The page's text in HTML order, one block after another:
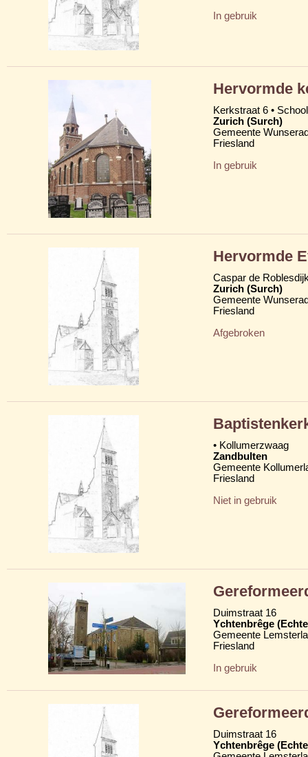
In gebruik
Hervormde
Kerkstraat 6 •
Zurich (Surch)
Gemeente
Friesland
In gebruik
Hervormde
Caspar de
Zurich (Surch)
Gemeente
Friesland
Afgebroken
• Kollumerzwaag
Zandbulten
Gemeente
Friesland
Niet in gebruik
Duimstraat 16
Ychtenbrêge
Gemeente
Friesland
In gebruik
Duimstraat 16
Ychtenbrêge